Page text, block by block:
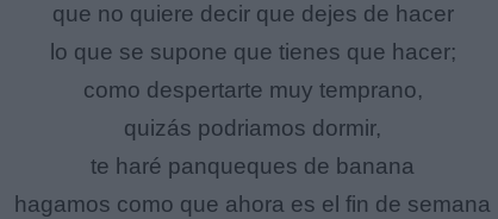
que no quiere decir que dejes de hacer
lo que se supone que tienes que hacer;
como despertarte muy temprano,
quizás podriamos dormir,
te haré panqueques de banana
hagamos como que ahora es el fin de semana